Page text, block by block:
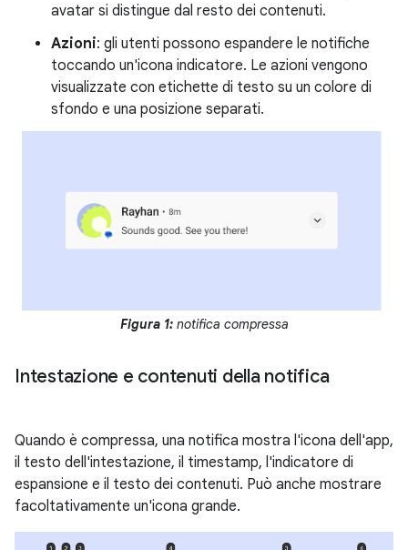
avatar si distingue dal resto dei contenuti.
Azioni: gli utenti possono espandere le notifiche
toccando un'icona indicatore. Le azioni vengono
visualizzate con etichette di testo su un colore di
sfondo e una posizione separati.
Figura 1:notifica compressa
Intestazione e contenuti della notifica
Quando è compressa, una notifica mostra l'icona dell'app,
il testo dell'intestazione, il timestamp, l'indicatore di
espansione e il testo dei contenuti. Può anche mostrare
facoltativamente un'icona grande.